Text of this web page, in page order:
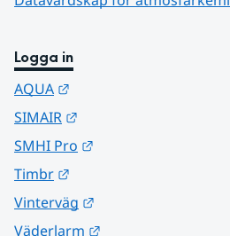
Logga in
AQUA
SIMAIR
SMHI Pro
Timbr
Vinterväg
Väderlarm